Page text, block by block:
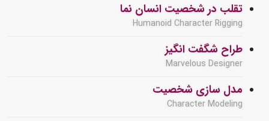
تقلب در شخصیت انسان نما
Humanoid Character Rigging
طراح شگفت انگیز
Marvelous Designer
مدل سازی شخصیت
Character Modeling